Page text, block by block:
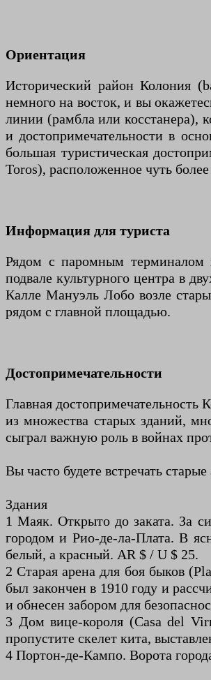
Ориентация
Исторический район Колония
немного на восток, и вы
линии (рамбла или косстанера),
и достопримечательности в
большая туристическая
Toros), расположенное чуть
Информация для туриста
Рядом с паромным терминалом
подвале культурного центра в
Калле Мануэль Лобо возле
рядом с главной площадью.
Достопримечательности
Главная
из множества старых зданий,
сыграл важную роль в войнах
Вы часто будете встречать
Здания
1 Маяк. Открыто до заката. За
городом и Рио-де-ла-Плата. В
белый, а красный. AR $ / U $ 25.
2 Старая арена для боя быков
был закончен в 1910 году и
и обнесен забором для
3 Дом вице-короля (Casa del
пропустите скелет кита,
4 Портон-де-Кампо. Ворота